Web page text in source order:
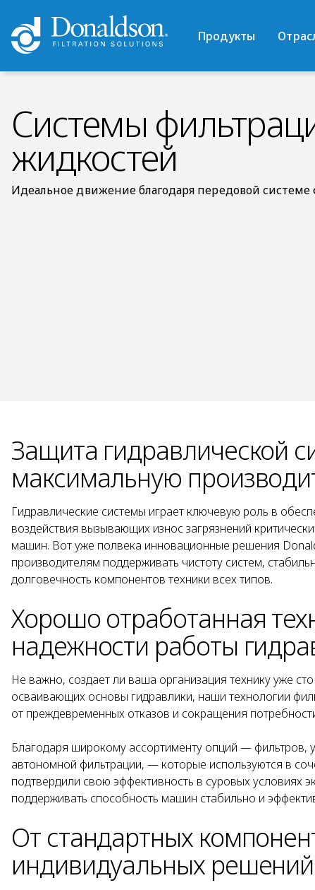
Продукты
Системы
жидкостей
Идеальное движение благодаря передовой
Защита гидравлической
максимальную
Гидравлические системы играет ключевую роль в
воздействия вызывающих износ загрязнений
машин. Вот уже полвека инновационные решения
производителям поддерживать чистоту систем,
долговечность компонентов техники всех типов.
Хорошо отработанная
надежности работы
Не важно, создает ли ваша организация технику уже
осваивающих основы гидравлики, наши технологии
от преждевременных отказов и сокращения
Благодаря широкому ассортименту опций — фильтров,
автономной фильтрации, — которые используются в
подтвердили свою эффективность в суровых условиях
поддерживать способность машин стабильно и
От стандартных
индивидуальных